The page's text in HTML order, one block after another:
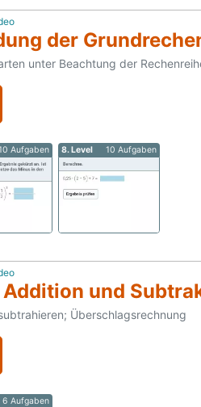
der
unter Beachtung der
Aufgaben 8. Level 10 Aufgaben
und
Überschlagsrechnung
6 Aufgaben